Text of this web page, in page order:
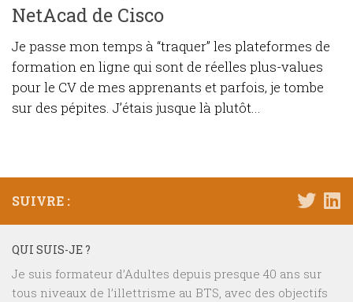
NetAcad de Cisco
Je passe mon temps à “traquer” les plateformes de
formation en ligne qui sont de réelles plus-values
pour le CV de mes apprenants et parfois, je tombe
sur des pépites. J’étais jusque là plutôt...
SUIVRE :
QUI SUIS-JE ?
Je suis formateur d’Adultes depuis presque 40 ans sur
tous niveaux de l’illettrisme au BTS, avec des objectifs